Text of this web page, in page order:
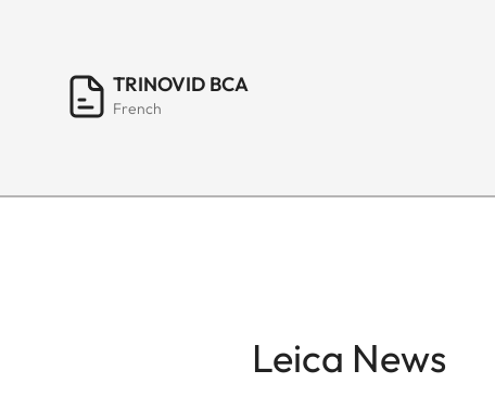
TRINOVID BCA
French
Leica News